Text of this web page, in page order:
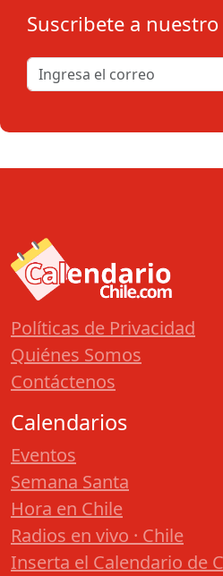
Suscribete a
Políticas de Privacidad
Quiénes Somos
Contáctenos
Calendarios
Eventos
Semana Santa
Hora en Chile
Radios en vivo · Chile
Inserta el Calendario de